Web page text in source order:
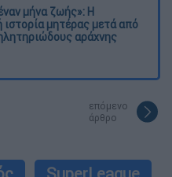
μήνα ζωής»: Η
ιστορία μητέρας μετά από
αράχνης
επόμενο
άρθρο